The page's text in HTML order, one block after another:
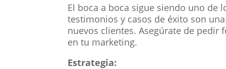
El boca a boca sigue siendo uno de
testimonios y casos de éxito son
nuevos clientes. Asegúrate de pedir
en tu marketing.
Estrategia: